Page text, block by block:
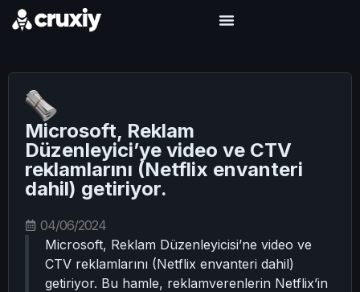
Microsoft, Reklam
Düzenleyici’ye video ve CTV
reklamlarını (Netflix envanteri
dahil) getiriyor.
04/06/2024
Microsoft, Reklam Düzenleyicisi’ne video ve
CTV reklamlarını (Netflix envanteri dahil)
getiriyor. Bu hamle, reklamverenlerin Netflix’in